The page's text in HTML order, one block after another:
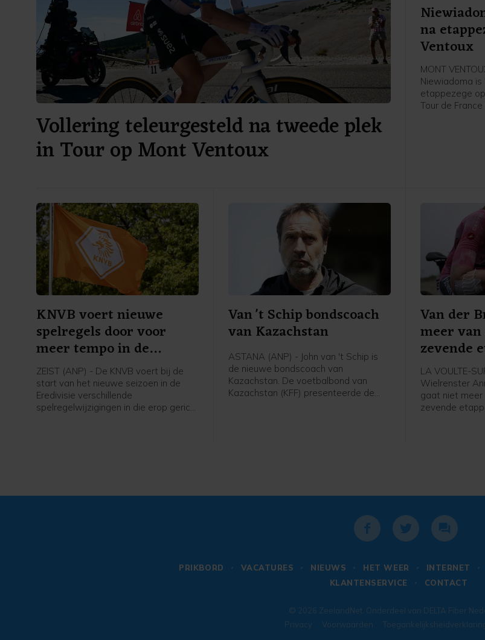
Vollering teleurgesteld na tweede plek
in Tour op Mont Ventoux
na
Ventoux
MONT
Niewiadoma is
etappezege
Tour de
KNVB voert nieuwe
spelregels door voor
meer tempo in de
wedstrijd
ZEIST (ANP) - De KNVB voert bij de
start van het nieuwe seizoen in de
Eredivisie verschillende
spelregelwijzigingen in die erop gericht
Van 't Schip bondscoach
van Kazachstan
ASTANA (ANP) - John van 't Schip is
de nieuwe bondscoach van
Kazachstan. De voetbalbond van
Kazachstan (KFF) presenteerde de
Van der
meer
zevende
LA VOULTE-
Wielrenster
gaat niet
zevende
PRIKBORD VACATURES NIEUWS HET WEER INTERNET
KLANTENSERVICE
CONTACT
© 2026 ZeelandNet . Onderdeel van DELTA Fiber
Privacy
Voorwaarden